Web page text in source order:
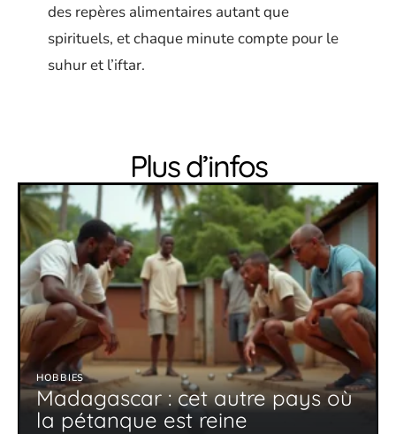
des repères alimentaires autant que
spirituels, et chaque minute compte pour le
suhur et l’iftar.
Plus d’infos
HOBBIES
Madagascar : cet autre pays où
la pétanque est reine